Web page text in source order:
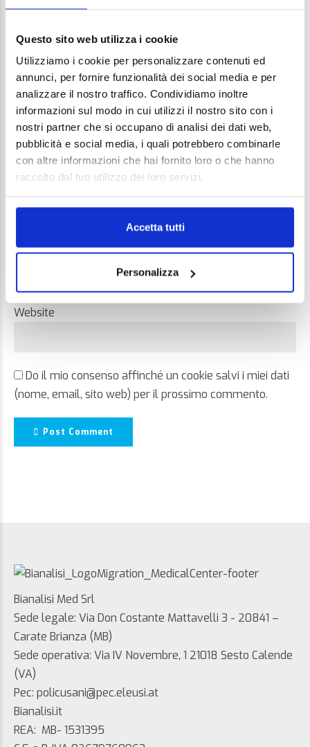
Questo sito web utilizza i cookie
Utilizziamo i cookie per personalizzare contenuti ed
annunci, per fornire funzionalità dei social media e per
analizzare il nostro traffico. Condividiamo inoltre
informazioni sul modo in cui utilizzi il nostro sito con i
nostri partner che si occupano di analisi dei dati web,
pubblicità e social media, i quali potrebbero combinarle
con altre informazioni che hai fornito loro o che hanno
raccolto dal tuo utilizzo dei loro servizi.
Accetta tutti
Personalizza
Comment
Email *
Website
Do il mio consenso affinché un cookie salvi i miei dati
(nome, email, sito web) per il prossimo commento.
Post Comment
Bianalisi Med Srl
Sede legale: Via Don Costante Mattavelli 3 - 20841 –
Carate Brianza (MB)
Sede operativa: Via IV Novembre, 1 21018 Sesto Calende
(VA)
Pec: policusani@pec.eleusi.at
Bianalisi.it
REA: MB- 1531395